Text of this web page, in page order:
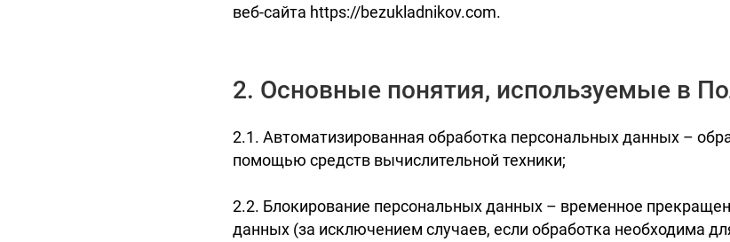
веб-сайта https://bezukladnikov.com.
2. Основные понятия, используемые в
2.1. Автоматизированная обработка персональных данных –
помощью средств вычислительной техники;
2.2. Блокирование персональных данных – временное
данных (за исключением случаев, если обработка необходима